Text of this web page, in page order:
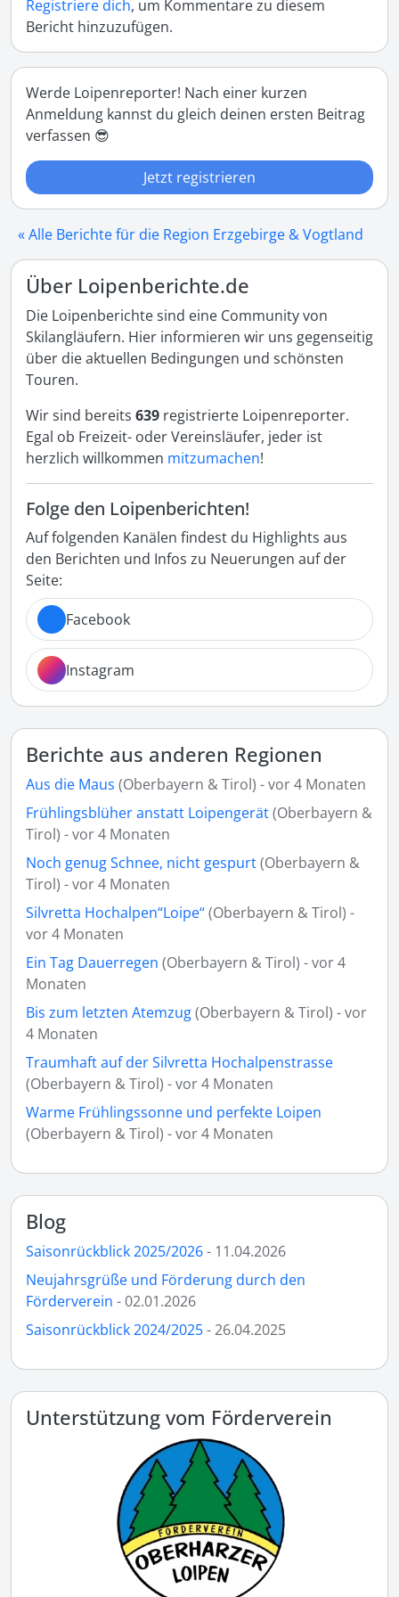
Registriere dich, um Kommentare zu diesem
Bericht hinzuzufügen.
Werde Loipenreporter! Nach einer kurzen
Anmeldung kannst du gleich deinen ersten Beitrag
verfassen 😎
Jetzt registrieren
« Alle Berichte für die Region Erzgebirge & Vogtland
Über Loipenberichte.de
Die Loipenberichte sind eine Community von
Skilangläufern. Hier informieren wir uns gegenseitig
über die aktuellen Bedingungen und schönsten
Touren.
Wir sind bereits 639 registrierte Loipenreporter.
Egal ob Freizeit- oder Vereinsläufer, jeder ist
herzlich willkommen mitzumachen!
Folge den Loipenberichten!
Auf folgenden Kanälen findest du Highlights aus
den Berichten und Infos zu Neuerungen auf der
Seite:
Facebook
Instagram
Berichte aus anderen Regionen
Aus die Maus (Oberbayern & Tirol) - vor 4 Monaten
Frühlingsblüher anstatt Loipengerät(Oberbayern &
Tirol) - vor 4 Monaten
Noch genug Schnee, nicht gespurt(Oberbayern &
Tirol) - vor 4 Monaten
Silvretta Hochalpen“Loipe“(Oberbayern & Tirol) -
vor 4 Monaten
Ein Tag Dauerregen (Oberbayern & Tirol) - vor 4
Monaten
Bis zum letzten Atemzug(Oberbayern & Tirol) - vor
4 Monaten
Traumhaft auf der Silvretta Hochalpenstrasse
(Oberbayern & Tirol) - vor 4 Monaten
Warme Frühlingssonne und perfekte Loipen
(Oberbayern & Tirol) - vor 4 Monaten
Blog
Saisonrückblick 2025/2026- 11.04.2026
Neujahrsgrüße und Förderung durch den
Förderverein - 02.01.2026
Saisonrückblick 2024/2025- 26.04.2025
Unterstützung vom Förderverein